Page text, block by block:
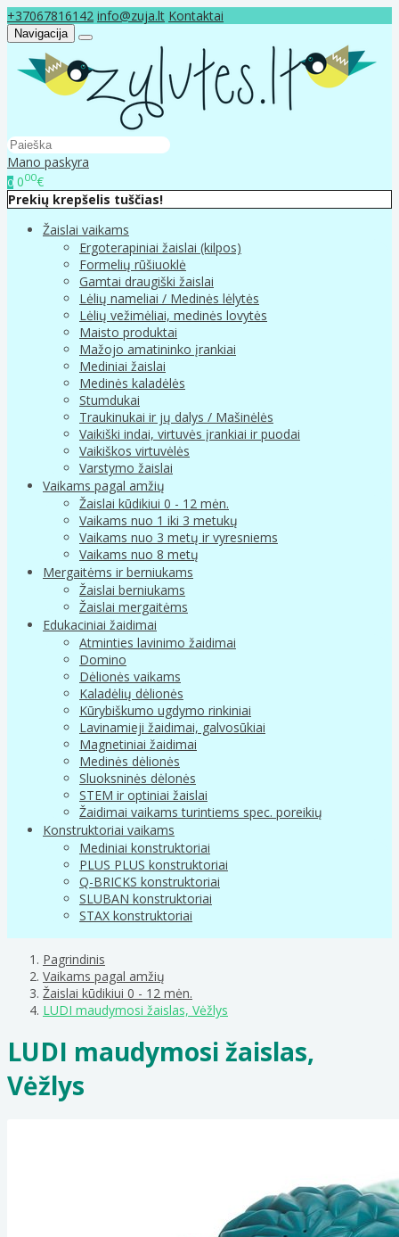
+37067816142 info@zuja.lt Kontaktai
Navigacija
Mano paskyra
0 000€
Prekių krepšelis tuščias!
Žaislai vaikams
Ergoterapiniai žaislai (kilpos)
Formelių rūšiuoklė
Gamtai draugiški žaislai
Lėlių nameliai / Medinės lėlytės
Lėlių vežimėliai, medinės lovytės
Maisto produktai
Mažojo amatininko įrankiai
Mediniai žaislai
Medinės kaladėlės
Stumdukai
Traukinukai ir jų dalys / Mašinėlės
Vaikiški indai, virtuvės įrankiai ir puodai
Vaikiškos virtuvėlės
Varstymo žaislai
Vaikams pagal amžių
Žaislai kūdikiui 0 - 12 mėn.
Vaikams nuo 1 iki 3 metukų
Vaikams nuo 3 metų ir vyresniems
Vaikams nuo 8 metų
Mergaitėms ir berniukams
Žaislai berniukams
Žaislai mergaitėms
Edukaciniai žaidimai
Atminties lavinimo žaidimai
Domino
Dėlionės vaikams
Kaladėlių dėlionės
Kūrybiškumo ugdymo rinkiniai
Lavinamieji žaidimai, galvosūkiai
Magnetiniai žaidimai
Medinės dėlionės
Sluoksninės dėlonės
STEM ir optiniai žaislai
Žaidimai vaikams turintiems spec. poreikių
Konstruktoriai vaikams
Mediniai konstruktoriai
PLUS PLUS konstruktoriai
Q-BRICKS konstruktoriai
SLUBAN konstruktoriai
STAX konstruktoriai
Pagrindinis
Vaikams pagal amžių
Žaislai kūdikiui 0 - 12 mėn.
LUDI maudymosi žaislas, Vėžlys
LUDI maudymosi žaislas,
Vėžlys